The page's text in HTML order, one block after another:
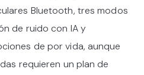
Bluetooth, tres modos
de ruido con IA y
de por vida, aunque
requieren un plan de